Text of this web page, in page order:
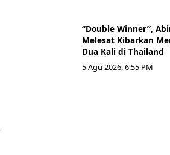
“Double Winner”,
Melesat Kibarkan
Dua Kali di Thailand
5 Agu 2026, 6:55 PM